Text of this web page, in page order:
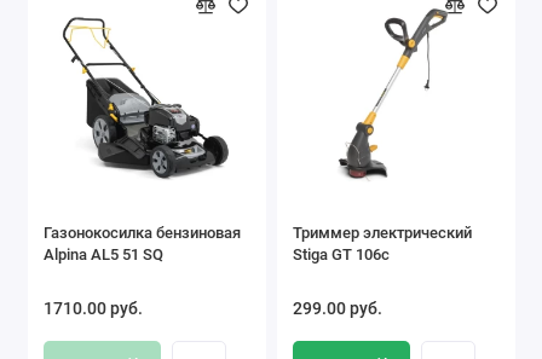
Газонокосилка бензиновая
Alpina AL5 51 SQ
1710.00 pуб.
Триммер электрический
Stiga GT 106c
299.00 pуб.